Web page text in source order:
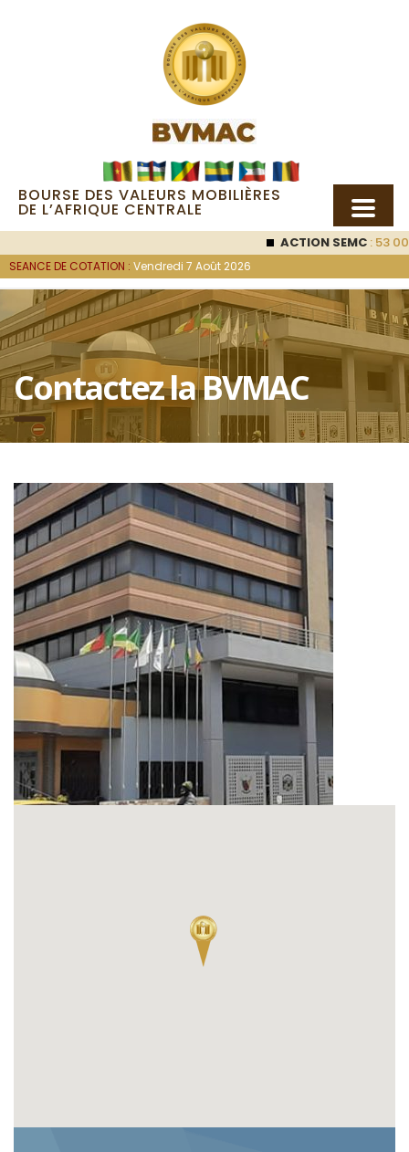
BOURSE DES VALEURS MOBILIÈRES
DE L’AFRIQUE CENTRALE
ACTION SEMC: 53 000
SEANCE DE COTATION : Vendredi 7 Août 2026
Contactez la BVMAC